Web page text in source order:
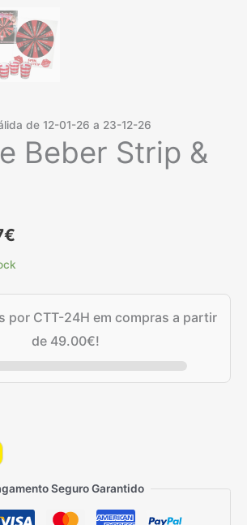
de 12-01-26 a 23-12-26
Beber Strip &
€
preço
atual
é:
21.37€.
por CTT-24H em compras a partir
de 49.00€!
Seguro Garantido